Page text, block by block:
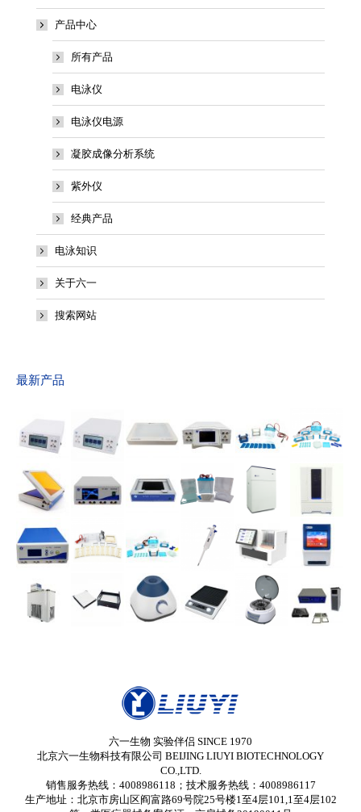
产品中心
所有产品
电泳仪
电泳仪电源
凝胶成像分析系统
紫外仪
经典产品
电泳知识
关于六一
搜索网站
最新产品
六一生物 实验伴侣 SINCE 1970
北京六一生物科技有限公司 BEIJING LIUYI BIOTECHNOLOGY
CO.,LTD.
销售服务热线：4008986118；技术服务热线：4008986117
生产地址：北京市房山区阎富路69号院25号楼1至4层101,1至4层102